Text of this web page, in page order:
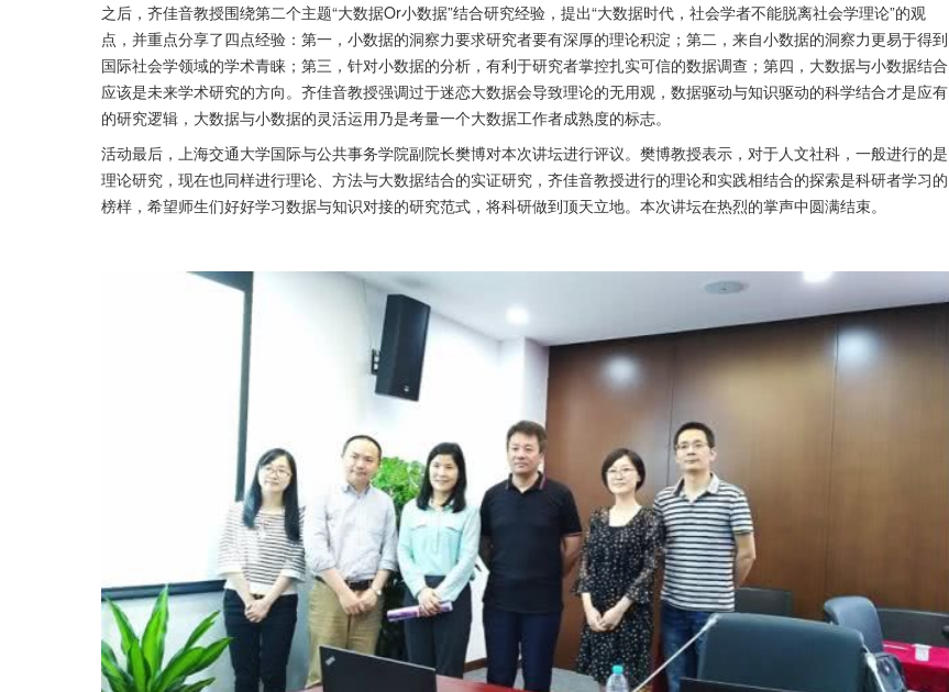
之后，齐佳音教授围绕第二个主题“大数据Or小数据”结合研究经验，提出“大数据时代，社会学者不能脱离社会学理论”的观
点，并重点分享了四点经验：第一，小数据的洞察力要求研究者要有深厚的理论积淀；第二，来自小数据的洞察力更易于得到
国际社会学领域的学术青睐；第三，针对小数据的分析，有利于研究者掌控扎实可信的数据调查；第四，大数据与小数据结合
应该是未来学术研究的方向。齐佳音教授强调过于迷恋大数据会导致理论的无用观，数据驱动与知识驱动的科学结合才是应有
的研究逻辑，大数据与小数据的灵活运用乃是考量一个大数据工作者成熟度的标志。
活动最后，上海交通大学国际与公共事务学院副院长樊博对本次讲坛进行评议。樊博教授表示，对于人文社科，一般进行的是
理论研究，现在也同样进行理论、方法与大数据结合的实证研究，齐佳音教授进行的理论和实践相结合的探索是科研者学习的
榜样，希望师生们好好学习数据与知识对接的研究范式，将科研做到顶天立地。本次讲坛在热烈的掌声中圆满结束。